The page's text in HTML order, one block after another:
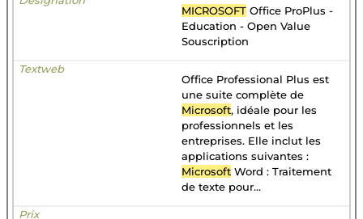
MICROSOFT Office ProPlus -
Education - Open Value
Souscription
Office Professional Plus est
une suite complète de
Microsoft, idéale pour les
professionnels et les
entreprises. Elle inclut les
applications suivantes :
Microsoft Word : Traitement
de texte pour...